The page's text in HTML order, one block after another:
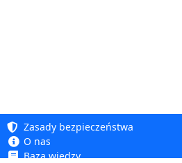
Zasady bezpieczeństwa
O nas
Baza wiedzy